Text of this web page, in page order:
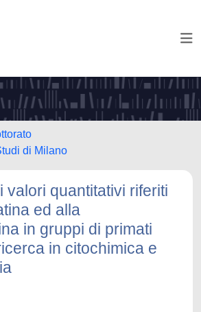
di Milano
valori quantitativi riferiti
ed alla
in gruppi di primati
in citochimica e